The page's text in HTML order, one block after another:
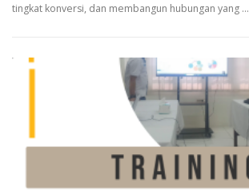
tingkat konversi, dan membangun hubungan yang …